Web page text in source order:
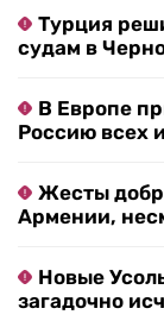
Турция
судам в
В Европе
Россию всех
Жесты
Армении,
Новые
загадочно